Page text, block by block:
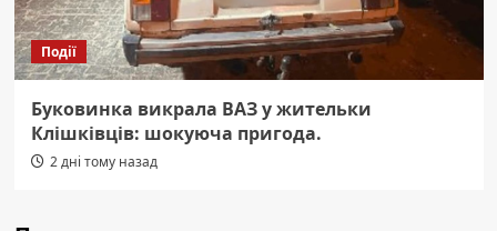
Події
Буковинка викрала ВАЗ у жительки
Клішківців: шокуюча пригода.
2 дні тому назад